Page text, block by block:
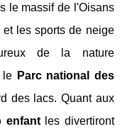
le massif de l'Oisans
les sports de neige
de la nature
le Parc national des
des lacs. Quant aux
enfantles divertiront